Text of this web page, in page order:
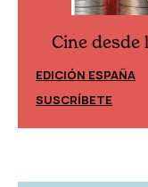
Cine desde
EDICIÓN ESPAÑA
SUSCRÍBETE